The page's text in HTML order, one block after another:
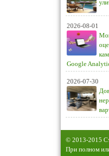
2026-08-01
Google
2026-07-30
© 2013-2015
При полном